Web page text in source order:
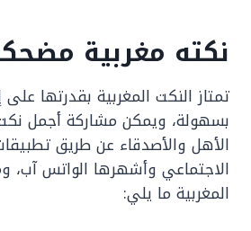
نكته مغربية
تمتاز النكت المغربية بقدرتها
بسهولة، ويمكن مشاركة أجمل
الأهل والأصدقاء عن طريق
الاجتماعي وأشهرها الواتس آب،
المغربية ما يلي: